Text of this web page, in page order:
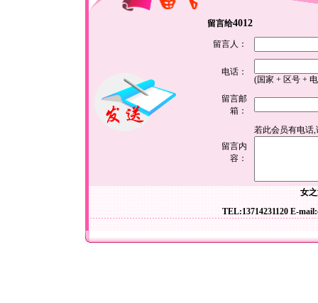
留言给4012
留言人：
电话：
(国家 + 区号 +
留言邮
箱：
留言内
容：
若此会员有电话
女
TEL:13714231120 E-mail: